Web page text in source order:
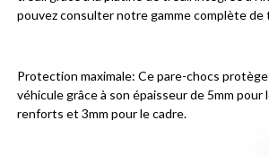
pouvez consulter notre gamme complète de
Protection maximale: Ce pare-chocs
véhicule grâce à son épaisseur de 5mm pour
renforts et 3mm pour le cadre.